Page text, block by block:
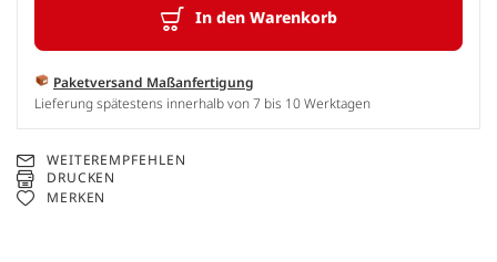
In den Warenkorb
Paketversand Maßanfertigung
Lieferung spätestens innerhalb von 7 bis 10 Werktagen
WEITEREMPFEHLEN
DRUCKEN
MERKEN